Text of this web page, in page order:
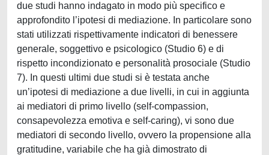
due studi hanno indagato in modo più specifico e
approfondito l’ipotesi di mediazione. In particolare sono
stati utilizzati rispettivamente indicatori di benessere
generale, soggettivo e psicologico (Studio 6) e di
rispetto incondizionato e personalità prosociale (Studio
7). In questi ultimi due studi si è testata anche
un’ipotesi di mediazione a due livelli, in cui in aggiunta
ai mediatori di primo livello (self-compassion,
consapevolezza emotiva e self-caring), vi sono due
mediatori di secondo livello, ovvero la propensione alla
gratitudine, variabile che ha già dimostrato di